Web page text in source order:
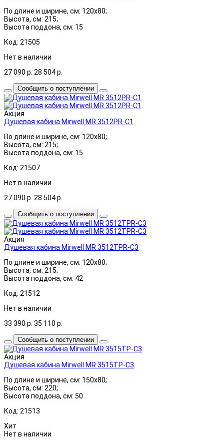
По длине и ширине, см: 120x80;
Высота, см: 215;
Высота поддона, см: 15
Код: 21505
Нет в наличии
27 090 р. 28 504р.
Сообщить о поступлении
Акция
Душевая кабина Mirwell MR 3512PR-C1
По длине и ширине, см: 120x80;
Высота, см: 215;
Высота поддона, см: 15
Код: 21507
Нет в наличии
27 090 р. 28 504р.
Сообщить о поступлении
Акция
Душевая кабина Mirwell MR 3512TPR-C3
По длине и ширине, см: 120x80;
Высота, см: 215;
Высота поддона, см: 42
Код: 21512
Нет в наличии
33 390 р. 35 110 р.
Сообщить о поступлении
Акция
Душевая кабина Mirwell MR 3515TP-C3
По длине и ширине, см: 150x80;
Высота, см: 220;
Высота поддона, см: 50
Код: 21513
Хит
Нет в наличии